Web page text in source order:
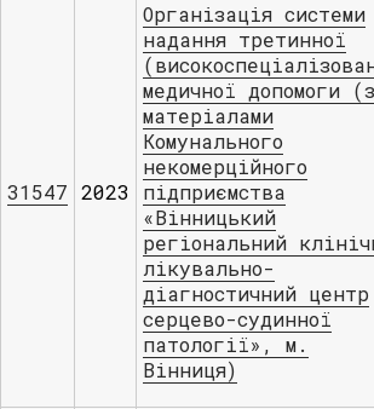
31547 2023
Організація системи
надання третинної
медичної допомоги
матеріалами
Комунального
некомерційного
підприємства
«Вінницький
регіональний
лікувально-
діагностичний центр
серцево-судинної
патології», м.
Вінниця)